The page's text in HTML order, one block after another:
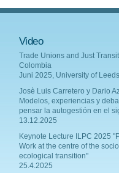
Video
Trade Unions and Just
Colombia
Juni 2025, University of Leeds
Josè Luis Carretero y Dario
Modelos, experiencias y
pensar la autogestión en el
13.12.2025
Keynote Lecture ILPC 2025
Work at the centre of the
ecological transition"
25.4.2025